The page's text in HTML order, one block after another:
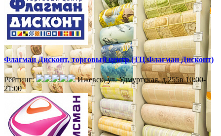
Флагман Дисконт, торговый центр (ТЦ Флагман Дисконт)
Рейтинг: Ижевск, ул. Удмуртская, д.255в 10:00-
21:00